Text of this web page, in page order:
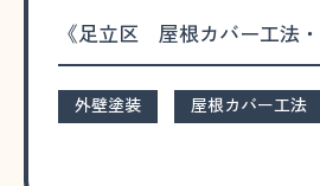
《足立区 屋根カバー工法
外壁塗装 屋根カバー工法